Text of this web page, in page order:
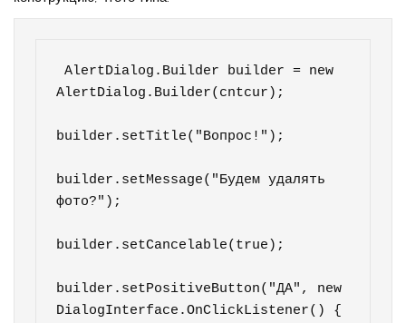
AlertDialog.Builder builder = new
AlertDialog.Builder(cntcur);
builder.setTitle("Вопрос!");
builder.setMessage("Будем удалять
фото?");
builder.setCancelable(true);
builder.setPositiveButton("ДА", new
DialogInterface.OnClickListener() {